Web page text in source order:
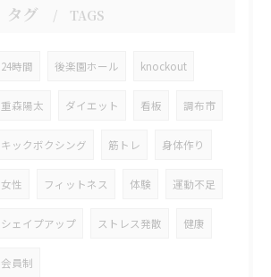
タグ TAGS
24時間 後楽園ホール knockout
重森陽太 ダイエット 看板 調布市
キックボクシング 筋トレ 身体作り
女性 フィットネス 体験 運動不足
シェイプアップ ストレス発散 健康
会員制